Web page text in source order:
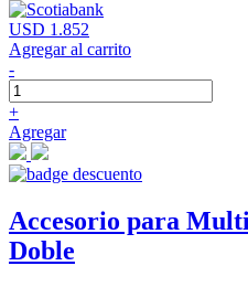
USD 1.852
Agregar al carrito
-
+
Agregar
Accesorio para
Doble